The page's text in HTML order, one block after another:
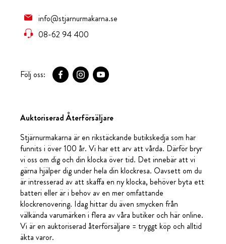
info@stjarnurmakarna.se
08-62 94 400
Följ oss:
Auktoriserad Återförsäljare
Stjärnurmakarna är en rikstäckande butikskedja som har
funnits i över 100 år. Vi har ett arv att vårda. Därför bryr
vi oss om dig och din klocka över tid. Det innebär att vi
gärna hjälper dig under hela din klockresa. Oavsett om du
är intresserad av att skaffa en ny klocka, behöver byta ett
batteri eller är i behov av en mer omfattande
klockrenovering. Idag hittar du även smycken från
välkända varumärken i flera av våra butiker och här online.
Vi är en auktoriserad återförsäljare = tryggt köp och alltid
äkta varor.